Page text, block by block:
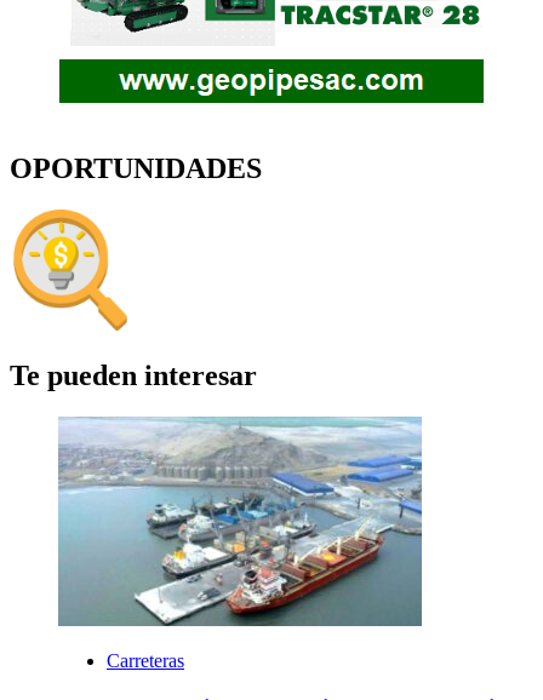
OPORTUNIDADES
Te pueden interesar
Carreteras